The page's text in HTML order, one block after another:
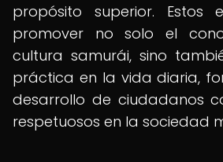
propósito superior. Estos
promover no solo el
cultura samurái, sino
práctica en la vida diaria,
desarrollo de ciudadanos
respetuosos en la sociedad